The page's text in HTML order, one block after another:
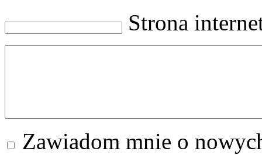
Strona
Zawiadom mnie o